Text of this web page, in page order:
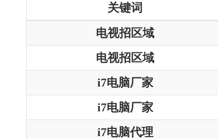
关键词
电视招区域
电视招区域
i7电脑厂家
i7电脑厂家
i7电脑代理